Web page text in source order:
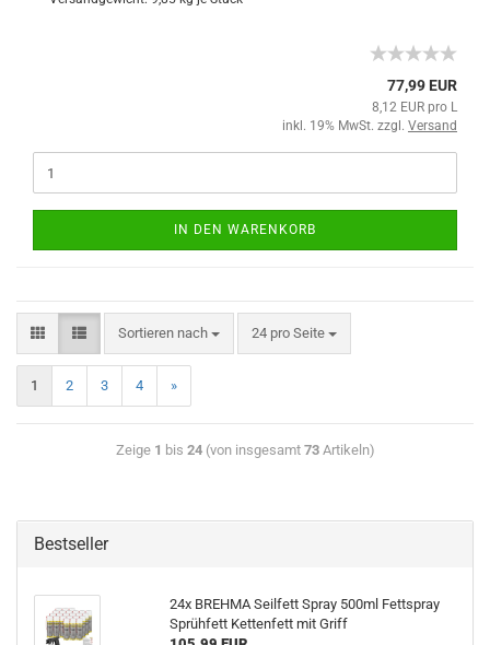
77,99 EUR
8,12 EUR pro L
inkl. 19% MwSt. zzgl. Versand
IN DEN WARENKORB
Sortieren nach 24 pro Seite
1 2 3 4 »
Zeige 1 bis 24(von insgesamt 73Artikeln)
Bestseller
24x BREHMA Seilfett Spray 500ml Fettspray
Sprühfett Kettenfett mit Griff